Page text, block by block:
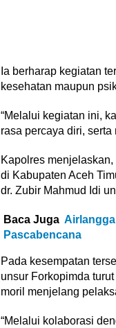
Ia berharap kegiatan
kesehatan maupun
“Melalui kegiatan ini,
rasa percaya diri,
Kapolres
di Kabupaten Aceh
dr. Zubir Mahmud Idi
Baca Juga
Pascabencana
Pada kesempatan
unsur Forkopimda
moril menjelang
“Melalui kolaborasi